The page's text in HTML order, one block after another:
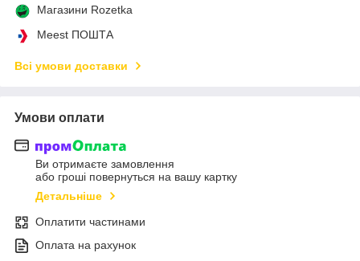
Магазини Rozetka
Meest ПОШТА
Всі умови доставки
Умови оплати
Ви отримаєте замовлення
або гроші повернуться на вашу картку
Детальніше
Оплатити частинами
Оплата на рахунок